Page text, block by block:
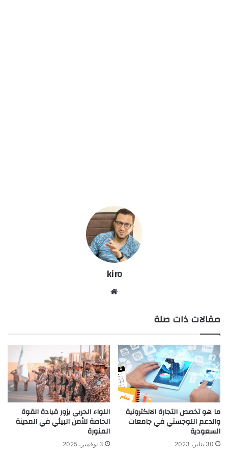
kiro
مقالات ذات صلة
ما هو تخصص التجارة الالكترونية
والدعم اللوجستي في جامعات
السعودية
30 يناير، 2023
اللواء الحربي يزور قيادة القوة
الخاصة للأمن البيئي في المدينة
المنورة
3 نوفمبر، 2025